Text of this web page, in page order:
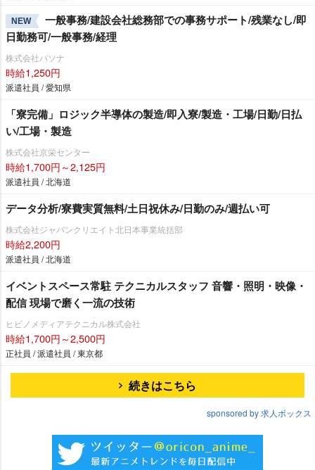
NEW
一般事務/建設会社総務部での事務サポート/残業なし/即
日勤務可/一般事務/経理
株式会社パソナ
時給1,250円
派遣社員 / 愛知県
「寮完備」ロジック半導体の製造/即入寮/製造・工場/日勤/日払
い/工場・製造
株式会社京栄センター
時給1,700円～2,125円
派遣社員 / 北海道
データ分析/寮費実質無料/土日祝休み/日勤のみ/週払い可
株式会社ジャパンクリエイト北日本事業統括部
時給2,200円
派遣社員 / 北海道
イベントスペース常駐 テクニカルスタッフ 音響・照明・映像・
配信 現場で磨く一流の技術
ヒビノメディアテクニカル株式会社
時給1,700円～2,500円
正社員 / 派遣社員 / 東京都
続きはこちら
sponsored by 求人ボックス